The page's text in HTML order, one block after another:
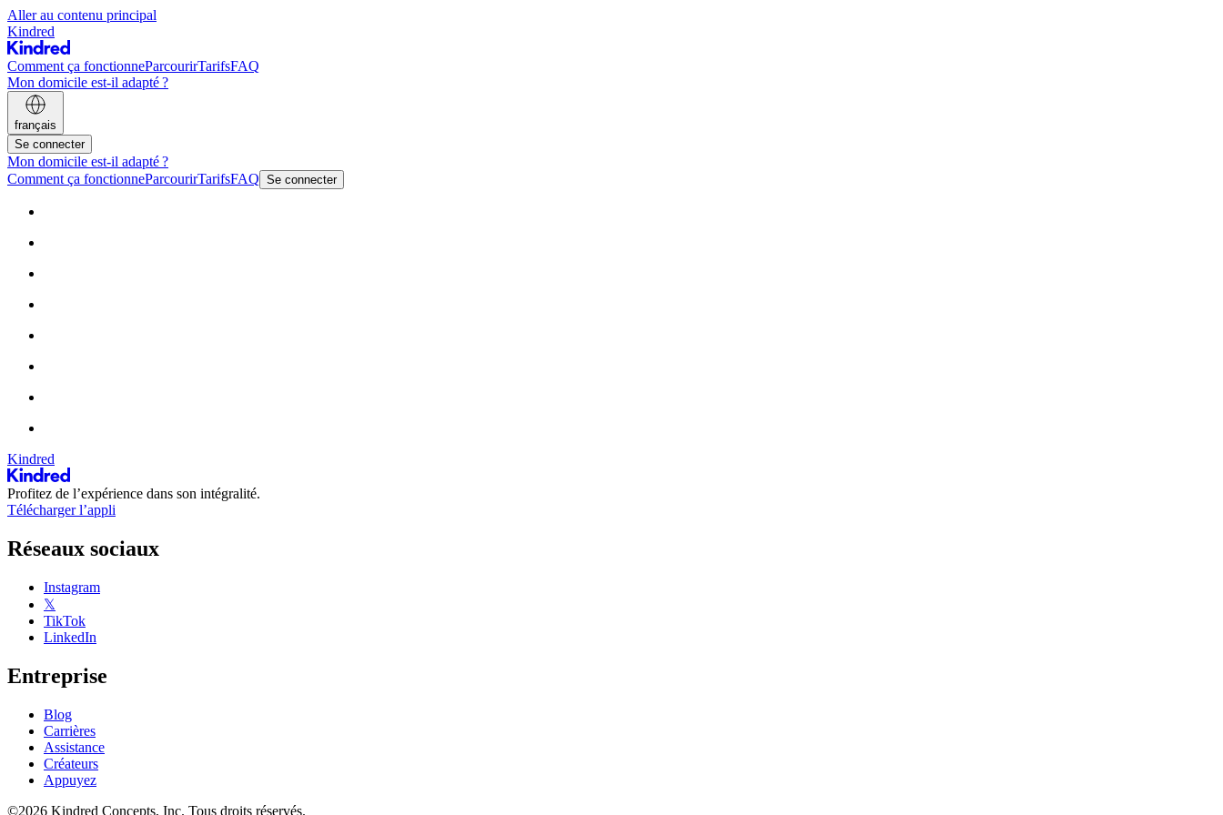
Aller au contenu principal
Kindred
Comment ça fonctionneParcourirTarifsFAQ
Mon domicile est-il adapté ?
français
Se connecter
Mon domicile est-il adapté ?
Comment ça fonctionneParcourirTarifsFAQ Se connecter
Kindred
Profitez de l’expérience dans son intégralité.
Télécharger l’appli
Réseaux sociaux
Instagram
𝕏
TikTok
LinkedIn
Entreprise
Blog
Carrières
Assistance
Créateurs
Appuyez
©2026 Kindred Concepts, Inc. Tous droits réservés.